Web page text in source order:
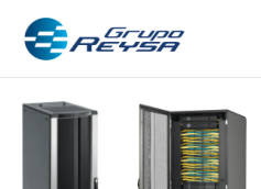
contenido
Hoffman